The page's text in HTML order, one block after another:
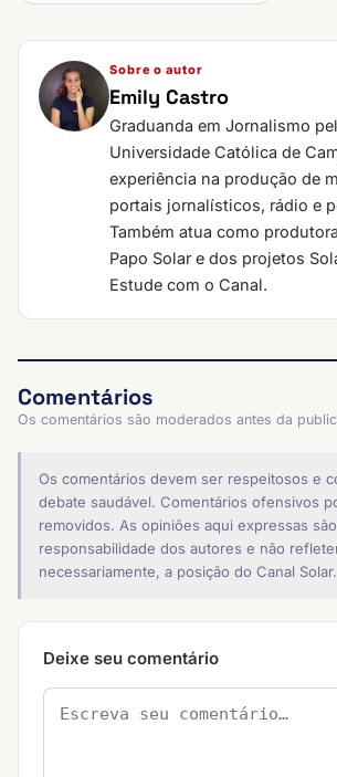
Sobre o autor
Emily Castro
Graduanda em Jornalismo
Universidade Católica de
experiência na produção de
portais jornalísticos, rádio e
Também atua como
Papo Solar e dos projetos
Estude com o Canal.
Comentários
Os comentários são moderados antes da
Os comentários devem ser respeitosos e
debate saudável. Comentários ofensivos
removidos. As opiniões aqui expressas
responsabilidade dos autores e não
necessariamente, a posição do Canal Solar.
Deixe seu comentário